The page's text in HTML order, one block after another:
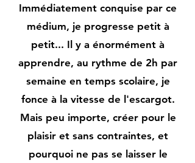
Immédiatement conquise par ce
médium, je progresse petit à
petit... Il y a énormément à
apprendre, au rythme de 2h par
semaine en temps scolaire, je
fonce à la vitesse de l'escargot.
Mais peu importe, créer pour le
plaisir et sans contraintes, et
pourquoi ne pas se laisser le